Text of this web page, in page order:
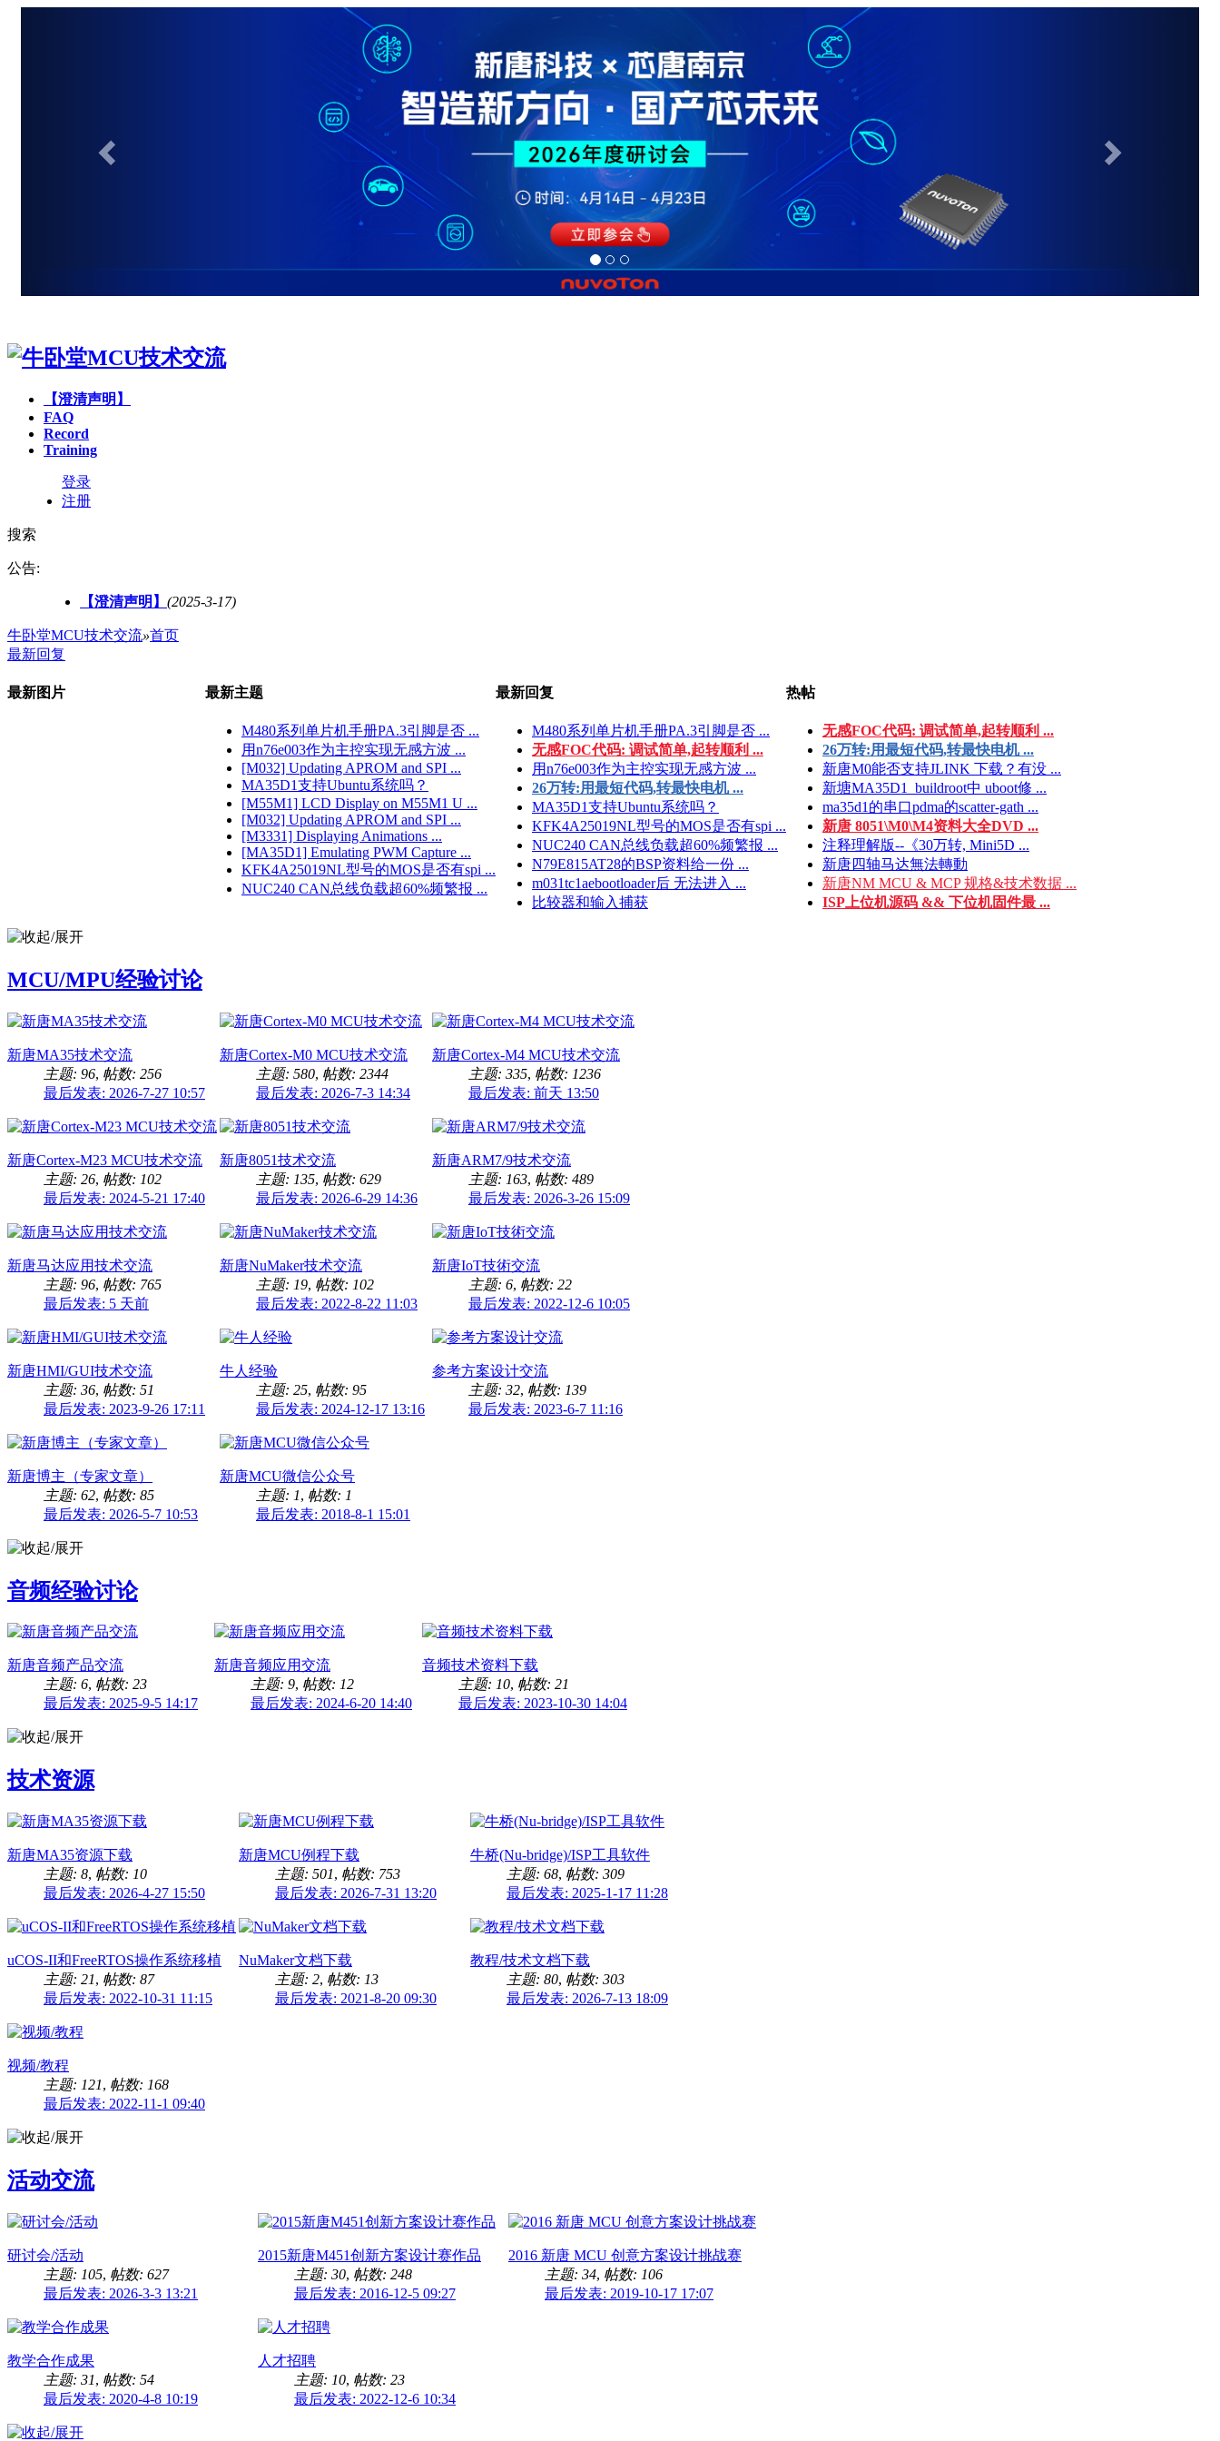
【澄清声明】
FAQ
Record
Training
登录
注册
搜索
公告:
【澄清声明】 (2025-3-17)
牛卧堂MCU技术交流»首页
最新回复
最新图片 最新主题
M480系列单片机手册PA.3引脚是否 ...
用n76e003作为主控实现无感方波 ...
[M032] Updating APROM and SPI ...
MA35D1支持Ubuntu系统吗？
[M55M1] LCD Display on M55M1 U ...
[M032] Updating APROM and SPI ...
[M3331] Displaying Animations ...
[MA35D1] Emulating PWM Capture ...
KFK4A25019NL型号的MOS是否有spi ...
NUC240 CAN总线负载超60%频繁报 ...
最新回复
M480系列单片机手册PA.3引脚是否 ...
无感FOC代码: 调试简单,起转顺利 ...
用n76e003作为主控实现无感方波 ...
26万转:用最短代码,转最快电机 ...
MA35D1支持Ubuntu系统吗？
KFK4A25019NL型号的MOS是否有spi ...
NUC240 CAN总线负载超60%频繁报 ...
N79E815AT28的BSP资料给一份 ...
m031tc1aebootloader后 无法进入 ...
比较器和输入捕获
热帖
无感FOC代码: 调试简单,起转顺利 ...
26万转:用最短代码,转最快电机 ...
新唐M0能否支持JLINK 下载？有没 ...
新塘MA35D1_buildroot中 uboot修 ...
ma35d1的串口pdma的scatter-gath ...
新唐 8051\M0\M4资料大全DVD ...
注释理解版--《30万转, Mini5D ...
新唐四轴马达無法轉動
新唐NM MCU & MCP 规格&技术数据 ...
ISP上位机源码 && 下位机固件最 ...
MCU/MPU经验讨论
新唐MA35技术交流
主题: 96, 帖数: 256
最后发表: 2026-7-27 10:57
新唐Cortex-M0 MCU技术交流
主题: 580, 帖数: 2344
最后发表: 2026-7-3 14:34
新唐Cortex-M4 MCU技术交流
主题: 335, 帖数: 1236
最后发表: 前天 13:50
新唐Cortex-M23 MCU技术交流
主题: 26, 帖数: 102
最后发表: 2024-5-21 17:40
新唐8051技术交流
主题: 135, 帖数: 629
最后发表: 2026-6-29 14:36
新唐ARM7/9技术交流
主题: 163, 帖数: 489
最后发表: 2026-3-26 15:09
新唐马达应用技术交流
主题: 96, 帖数: 765
最后发表: 5 天前
新唐NuMaker技术交流
主题: 19, 帖数: 102
最后发表: 2022-8-22 11:03
新唐IoT技術交流
主题: 6, 帖数: 22
最后发表: 2022-12-6 10:05
新唐HMI/GUI技术交流
主题: 36, 帖数: 51
最后发表: 2023-9-26 17:11
牛人经验
主题: 25, 帖数: 95
最后发表: 2024-12-17 13:16
参考方案设计交流
主题: 32, 帖数: 139
最后发表: 2023-6-7 11:16
新唐博主（专家文章）
主题: 62, 帖数: 85
最后发表: 2026-5-7 10:53
新唐MCU微信公众号
主题: 1, 帖数: 1
最后发表: 2018-8-1 15:01
音频经验讨论
新唐音频产品交流
主题: 6, 帖数: 23
最后发表: 2025-9-5 14:17
新唐音频应用交流
主题: 9, 帖数: 12
最后发表: 2024-6-20 14:40
音频技术资料下载
主题: 10, 帖数: 21
最后发表: 2023-10-30 14:04
技术资源
新唐MA35资源下载
主题: 8, 帖数: 10
最后发表: 2026-4-27 15:50
新唐MCU例程下载
主题: 501, 帖数: 753
最后发表: 2026-7-31 13:20
牛桥(Nu-bridge)/ISP工具软件
主题: 68, 帖数: 309
最后发表: 2025-1-17 11:28
uCOS-II和FreeRTOS操作系统移植
主题: 21, 帖数: 87
最后发表: 2022-10-31 11:15
NuMaker文档下载
主题: 2, 帖数: 13
最后发表: 2021-8-20 09:30
教程/技术文档下载
主题: 80, 帖数: 303
最后发表: 2026-7-13 18:09
视频/教程
主题: 121, 帖数: 168
最后发表: 2022-11-1 09:40
活动交流
研讨会/活动
主题: 105, 帖数: 627
最后发表: 2026-3-3 13:21
2015新唐M451创新方案设计赛作品
主题: 30, 帖数: 248
最后发表: 2016-12-5 09:27
2016 新唐 MCU 创意方案设计挑战赛
主题: 34, 帖数: 106
最后发表: 2019-10-17 17:07
教学合作成果
主题: 31, 帖数: 54
最后发表: 2020-4-8 10:19
人才招聘
主题: 10, 帖数: 23
最后发表: 2022-12-6 10:34